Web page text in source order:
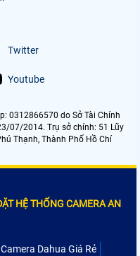
Twitter
Youtube
0312866570 do Sở Tài Chính
07/2014. Trụ sở chính: 51 Lũy
Thạnh, Thành Phố Hồ Chí
HỆ THỐNG CAMERA AN
Camera Dahua Giá Rẻ